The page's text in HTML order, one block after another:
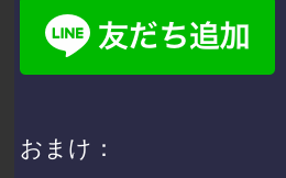
おまけ：